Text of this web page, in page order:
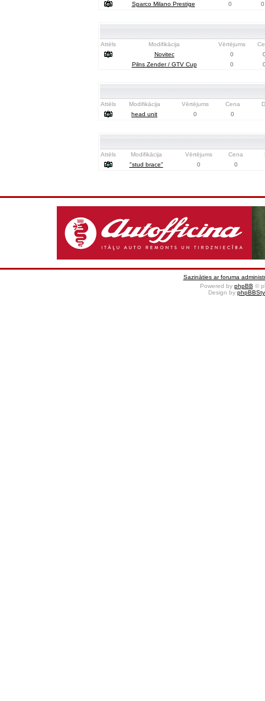
Sparco Milano Prestige
0 0
Attēls Modifikācija Vērtējums
Novitec
0
Pilns Zender / GTV Cup
0
Attēls Modifikācija Vērtējums Cena
head unit
0 0
Attēls Modifikācija Vērtējums Cena
"stud brace"
0 0
Sazināties ar foruma
Powered by phpBB ©
Design by